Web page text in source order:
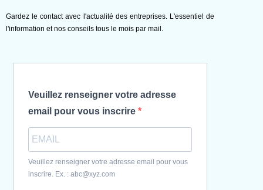
Gardez le contact avec l'actualité des entreprises. L'essentiel de
l'information et nos conseils tous le mois par mail.
Veuillez renseigner votre adresse
email pour vous inscrire
Veuillez renseigner votre adresse email pour vous
inscrire. Ex. : abc@xyz.com